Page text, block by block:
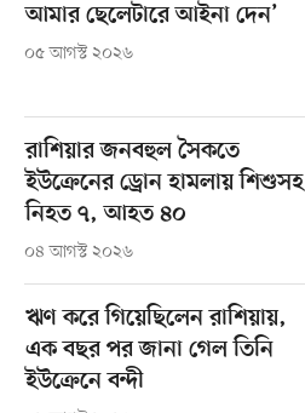
আমার ছেলেটারে আইনা দেন’
০৫ আগস্ট ২০২৬
রাশিয়ার জনবহুল সৈকতে
ইউক্রেনের ড্রোন হামলায় শিশুসহ
নিহত ৭, আহত ৪০
০৪ আগস্ট ২০২৬
ঋণ করে গিয়েছিলেন রাশিয়ায়,
এক বছর পর জানা গেল তিনি
ইউক্রেনে বন্দী